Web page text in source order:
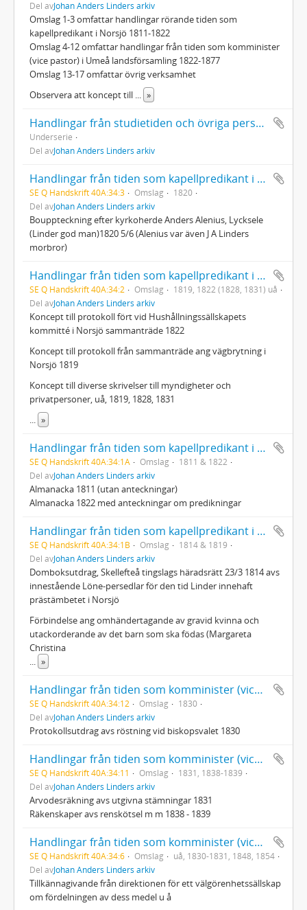
Del avJohan Anders Linders arkiv
Omslag 1-3 omfattar handlingar rörande tiden som
kapellpredikant i Norsjö 1811-1822
Omslag 4-12 omfattar handlingar från tiden som komminister
(vice pastor) i Umeå landsförsamling 1822-1877
Omslag 13-17 omfattar övrig verksamhet
Observera att koncept till
»
Handlingar från studietiden och övriga personliga handlingar
Underserie
Del avJohan Anders Linders arkiv
Handlingar från tiden som kapellpredikant i Norsjö 1811-1822: Bouppteckning Anders Alenius
SE Q Handskrift 40A:34:3 Omslag
1820
Del avJohan Anders Linders arkiv
Bouppteckning efter kyrkoherde Anders Alenius, Lycksele
(Linder god man)1820 5/6 (Alenius var även J A Linders
morbror)
Handlingar från tiden som kapellpredikant i Norsjö 1811-1822: Koncept
SE Q Handskrift 40A:34:2 Omslag
1819, 1822 (1828, 1831) uå
Del avJohan Anders Linders arkiv
Koncept till protokoll fört vid Hushållningssällskapets
kommitté i Norsjö sammanträde 1822
Koncept till protokoll från sammanträde ang vägbrytning i
Norsjö 1819
Koncept till diverse skrivelser till myndigheter och
privatpersoner, uå, 1819, 1828, 1831
»
Handlingar från tiden som kapellpredikant i Norsjö: Almanackor
SE Q Handskrift 40A:34:1A Omslag
1811 & 1822
Del avJohan Anders Linders arkiv
Almanacka 1811 (utan anteckningar)
Almanacka 1822 med anteckningar om predikningar
Handlingar från tiden som kapellpredikant i Norsjö: Dombokssutdrag & förbindelse
SE Q Handskrift 40A:34:1B Omslag
1814 & 1819
Del avJohan Anders Linders arkiv
Domboksutdrag, Skellefteå tingslags häradsrätt 23/3 1814 avs
innestående Löne-persedlar för den tid Linder innehaft
prästämbetet i Norsjö
Förbindelse ang omhändertagande av gravid kvinna och
utackorderande av det barn som ska födas (Margareta
Christina
»
Handlingar från tiden som komminister (vice pastor) i Umeå landsförsamling 1822-1877: Ang biskopsval
SE Q Handskrift 40A:34:12 Omslag
1830
Del avJohan Anders Linders arkiv
Protokollsutdrag avs röstning vid biskopsvalet 1830
Handlingar från tiden som komminister (vice pastor) i Umeå landsförsamling 1822-1877: Arvodesräkning m.m.
SE Q Handskrift 40A:34:11 Omslag
1831, 1838-1839
Del avJohan Anders Linders arkiv
Arvodesräkning avs utgivna stämningar 1831
Räkenskaper avs renskötsel m m 1838 - 1839
Handlingar från tiden som komminister (vice pastor) i Umeå landsförsamling 1822-1877: blandade handlingar
SE Q Handskrift 40A:34:6 Omslag
uå, 1830-1831, 1848, 1854
Del avJohan Anders Linders arkiv
Tillkännagivande från direktionen för ett välgörenhetssällskap
om fördelningen av dess medel u å